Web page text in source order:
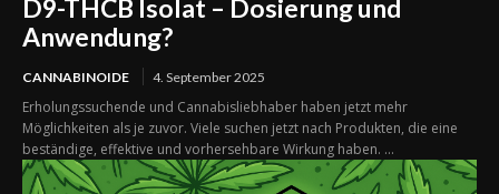
D9-THCB Isolat – Dosierung und
Anwendung?
CANNABINOIDE 4. September 2025
Erholungssuchende und Cannabisliebhaber haben jetzt mehr
Möglichkeiten als je zuvor. Viele suchen jetzt nach Produkten, die eine
beständige, effektive und vorhersehbare Wirkung haben. ...